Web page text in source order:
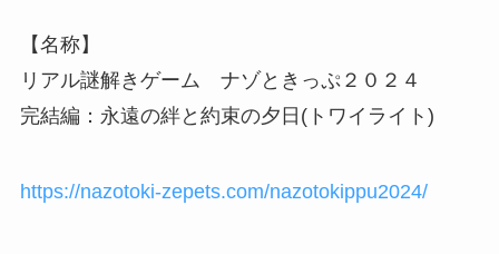
【名称】
リアル謎解きゲーム ナゾときっぷ２０２４
完結編：永遠の絆と約束の夕日(トワイライト)
https://nazotoki-zepets.com/nazotokippu2024/